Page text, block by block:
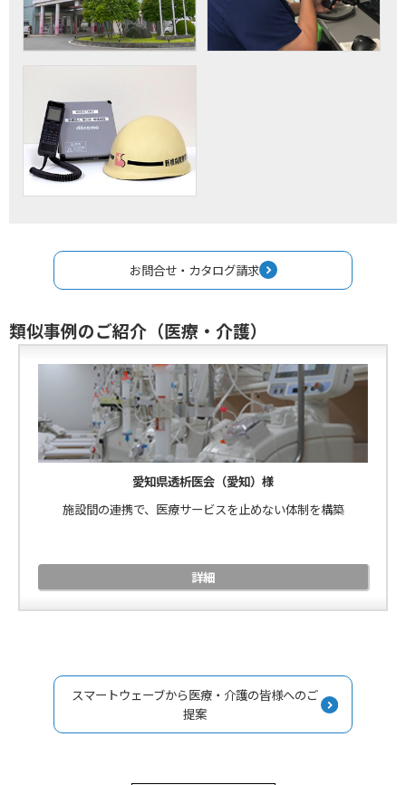
お問合せ・カタログ請求
類似事例のご紹介（医療・介護）
愛知県透析医会（愛知）様
施設間の連携で、医療サービスを止めない体制を構築
詳細
スマートウェーブから医療・介護の皆様へのご
提案